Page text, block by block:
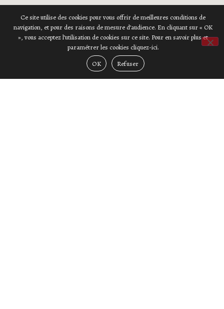
Ce site utilise des cookies pour vous offrir de meilleures conditions de
navigation, et pour des raisons de mesure d’audience. En cliquant sur « OK
», vous acceptez l’utilisation de cookies sur ce site. Pour en savoir plus et
paramétrer les cookies cliquez-ici.
OK
Refuser